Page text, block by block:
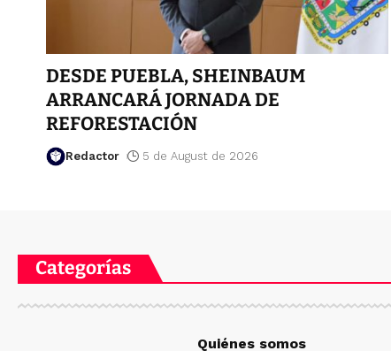
DESDE PUEBLA, SHEINBAUM
ARRANCARÁ JORNADA DE
REFORESTACIÓN
Redactor 5 de August de 2026
Categorías
Quiénes somos